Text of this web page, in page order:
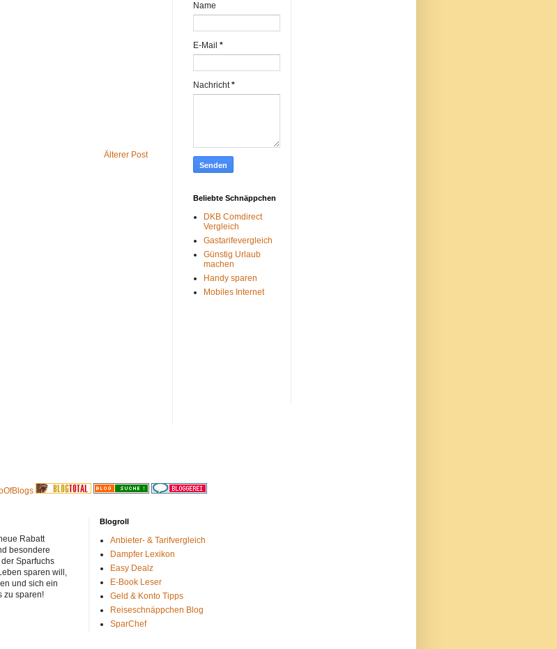
Älterer Post
Name
E-Mail *
Nachricht*
Beliebte Schnäppchen
DKB Comdirect
Vergleich
Gastarifevergleich
Günstig Urlaub
machen
Handy sparen
Mobiles Internet
Rabatt
besondere
Sparfuchs
sparen will,
und sich ein
zu sparen!
Blogroll
Anbieter- & Tarifvergleich
Dampfer Lexikon
Easy Dealz
E-Book Leser
Geld & Konto Tipps
Reiseschnäppchen Blog
SparChef